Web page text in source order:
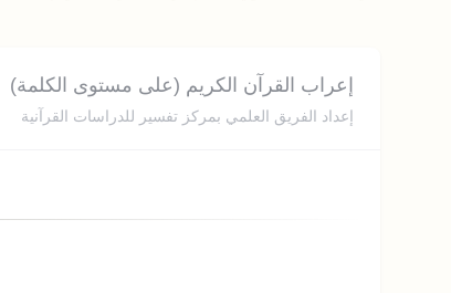
إعراب القرآن الكريم (على مستوى الكلمة)
إعداد الفريق العلمي بمركز تفسير للدراسات القرآنية